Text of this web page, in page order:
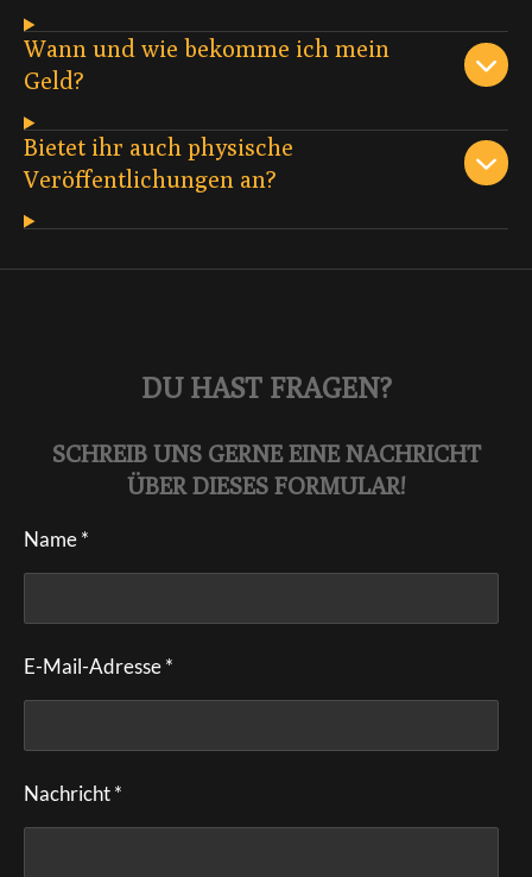
Wann und wie bekomme ich mein
Geld?
Bietet ihr auch physische
Veröffentlichungen an?
DU HAST FRAGEN?
SCHREIB UNS GERNE EINE NACHRICHT
ÜBER DIESES FORMULAR!
Name *
E-Mail-Adresse *
Nachricht *